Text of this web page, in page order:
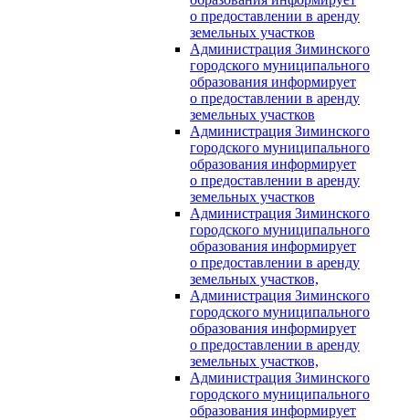
о предоставлении в аренду
земельных участков
Администрация Зиминского
городского муниципального
образования информирует
о предоставлении в аренду
земельных участков
Администрация Зиминского
городского муниципального
образования информирует
о предоставлении в аренду
земельных участков
Администрация Зиминского
городского муниципального
образования информирует
о предоставлении в аренду
земельных участков,
Администрация Зиминского
городского муниципального
образования информирует
о предоставлении в аренду
земельных участков,
Администрация Зиминского
городского муниципального
образования информирует